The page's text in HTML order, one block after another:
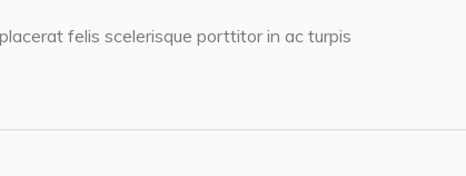
felis scelerisque porttitor in ac turpis